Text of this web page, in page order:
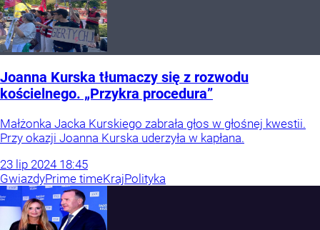
Joanna Kurska tłumaczy się z rozwodu
kościelnego. „Przykra procedura”
Małżonka Jacka Kurskiego zabrała głos w głośnej kwestii.
Przy okazji Joanna Kurska uderzyła w kapłana.
23 lip 2024 18:45
GwiazdyPrime timeKrajPolityka